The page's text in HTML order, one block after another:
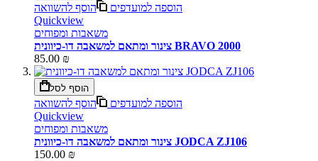
הוספה למועדפים
הוסף להשוואה
Quickview
משאבות ומפוחים
צינור ומתאם למשאבה דו-כיוונית BRAVO 2000
85.00 ₪
הוסף לסל
הוספה למועדפים
הוסף להשוואה
Quickview
משאבות ומפוחים
צינור ומתאם למשאבה דו-כיוונית JODCA ZJ106
150.00 ₪